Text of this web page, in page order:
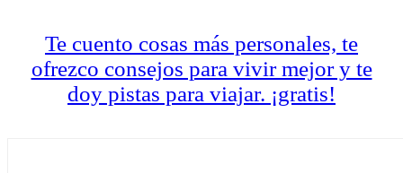
Te cuento cosas más personales, te
ofrezco consejos para vivir mejor y te
doy pistas para viajar. ¡gratis!